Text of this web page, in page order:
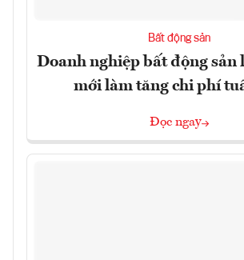
Bất động sản
Doanh nghiệp bất động sản
mới làm tăng chi phí
Đọc ngay